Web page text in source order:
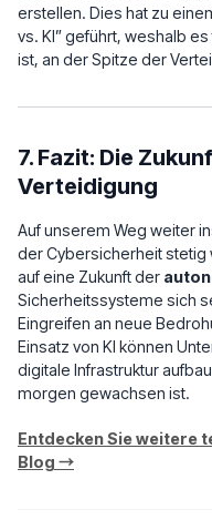
erstellen. Dies hat zu
vs. KI” geführt, weshalb
ist, an der Spitze der
7. Fazit: Die
Verteidigung
Auf unserem Weg weiter
der Cybersicherheit stetig
auf eine Zukunft der
Sicherheitssysteme sich
Eingreifen an neue
Einsatz von KI können
digitale Infrastruktur
morgen gewachsen ist.
Entdecken Sie weitere
Blog →